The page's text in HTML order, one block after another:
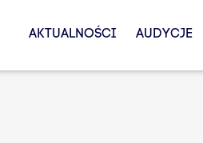
AKTUALNOŚCI AUDYCJE